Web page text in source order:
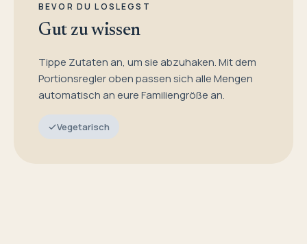
BEVOR DU LOSLEGST
Gut zu wissen
Tippe Zutaten an, um sie abzuhaken. Mit dem
Portionsregler oben passen sich alle Mengen
automatisch an eure Familiengröße an.
Vegetarisch